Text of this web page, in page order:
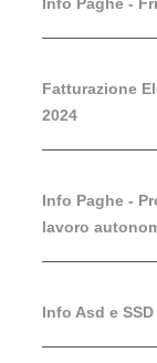
Fatturazione
2024
Info Paghe -
lavoro
Info Asd e